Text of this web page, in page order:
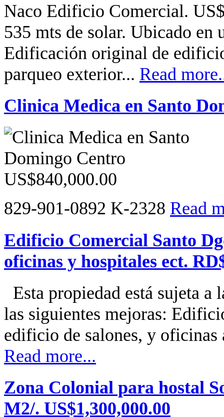
Naco Edificio Comercial.
535 mts de solar. Ubicado en
Edificación original de
parqueo exterior... Read
Clinica Medica en Santo
829-901-0892 K-2328 Read
Edificio Comercial Santo
oficinas y hospitales ect.
Esta propiedad está sujeta a
las siguientes mejoras:
edificio de salones, y
Read more...
Zona Colonial para hostal
M2/. US$1,300,000.00